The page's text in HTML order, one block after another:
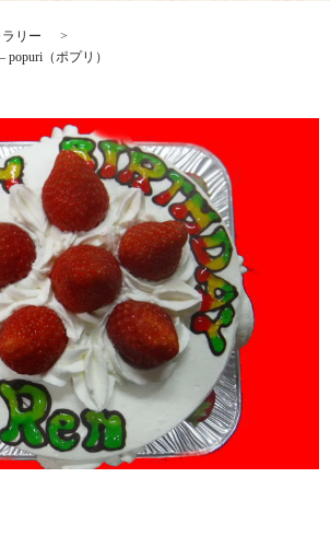
リー
（ポプリ）